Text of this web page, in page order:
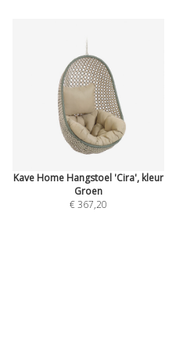
Kave Home Hangstoel 'Cira', kleur
Groen
€ 367,20